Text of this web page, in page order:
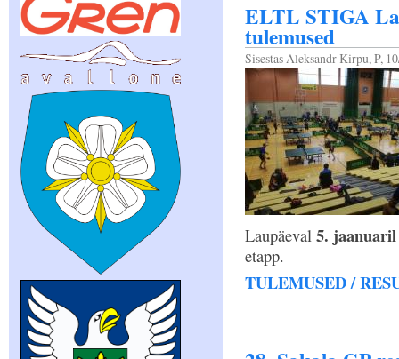
ELTL STIGA
tulemused
SisestasAleksandr Kirpu, P,
Laupäeval 5. jaanuaril
etapp.
TULEMUSED /